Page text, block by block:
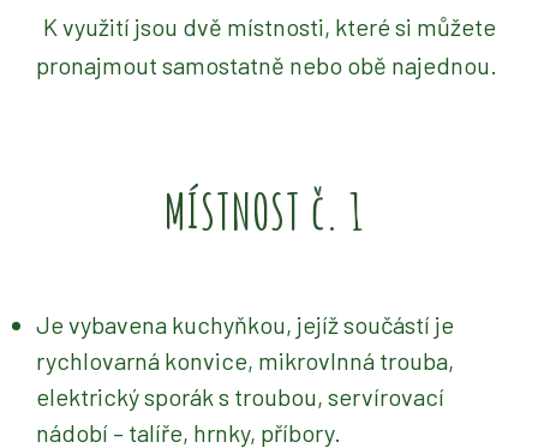
K využití jsou dvě místnosti, které si můžete
pronajmout samostatně nebo obě najednou.
MÍSTNOST č. 1
Je vybavena kuchyňkou, jejíž součástí je
rychlovarná konvice, mikrovlnná trouba,
elektrický sporák s troubou, servírovací
nádobí – talíře, hrnky, příbory.